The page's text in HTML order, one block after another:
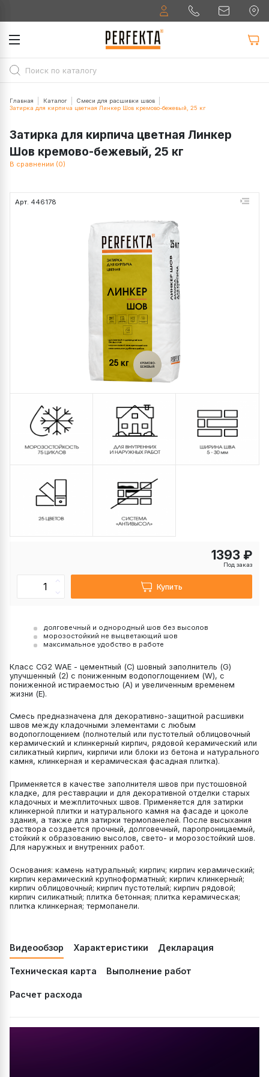
Главная Каталог
Смеси для расшивки швов
Затирка для кирпича цветная Линкер Шов кремово-бежевый, 25 кг
Затирка для кирпича цветная Линкер
Шов кремово-бежевый, 25 кг
В сравнении (0)
Арт. 446178
Купить
1393 ₽
Под заказ
долговечный и однородный шов без высолов
морозостойкий не выцветающий шов
максимальное удобство в работе
Класс CG2 WAE - цементный (С) шовный заполнитель (G)
улучшенный (2) с пониженным водопоглощением (W), с
пониженной истираемостью (А) и увеличенным временем
жизни (Е).
Смесь предназначена для декоративно-защитной расшивки
швов между кладочными элементами с любым
водопоглощением (полнотелый или пустотелый облицовочный
керамический и клинкерный кирпич, рядовой керамический или
силикатный кирпич, кирпичи или блоки из бетона и натурального
камня, клинкерная и керамическая фасадная плитка).
Применяется в качестве заполнителя швов при пустошовной
кладке, для реставрации и для декоративной отделки старых
кладочных и межплиточных швов. Применяется для затирки
клинкерной плитки и натурального камня на фасаде и цоколе
здания, а также для затирки термопанелей. После высыхания
раствора создается прочный, долговечный, паропроницаемый,
стойкий к образованию высолов, свето- и морозостойкий шов.
Для наружных и внутренних работ.
Основания: камень натуральный; кирпич; кирпич керамический;
кирпич керамический крупноформатный; кирпич клинкерный;
кирпич облицовочный; кирпич пустотелый; кирпич рядовой;
кирпич силикатный; плитка бетонная; плитка керамическая;
плитка клинкерная; термопанели.
Видеообзор Характеристики Декларация
Техническая карта Выполнение работ
Расчет расхода